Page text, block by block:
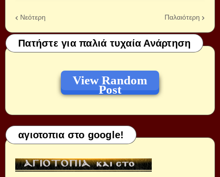
Νεότερη Παλαιότερη
Πατήστε για παλιά τυχαία Ανάρτηση
View Random
Post
αγιοτοπια στο google!